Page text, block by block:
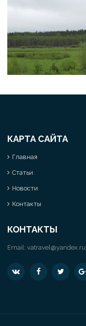
КАРТА САЙТА
Главная
Статьи
Новости
Контакты
КОНТАКТЫ
Email: vatravel@yandex.ru